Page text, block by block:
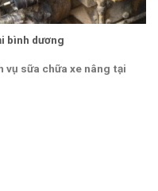
bình dương
vụ sữa chữa xe nâng tại